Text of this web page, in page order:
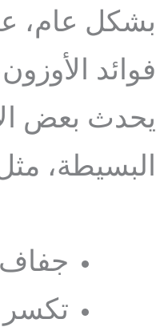
بشكل عام،
فوائد
يحدث بعض
البسيطة،
تكسر